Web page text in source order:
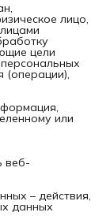
лицо,
цели
(операции),
или
веб-
– действия,
данных